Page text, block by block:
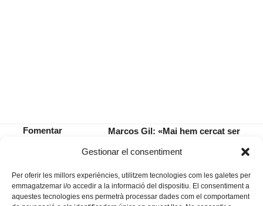
Gestionar el consentiment
Per oferir les millors experiències, utilitzem tecnologies com les galetes per
emmagatzemar i/o accedir a la informació del dispositiu. El consentiment a
aquestes tecnologies ens permetrà processar dades com el comportament
Fomentar
next
Marcos Gil: «Mai hem cercat ser
ens donava la gana»